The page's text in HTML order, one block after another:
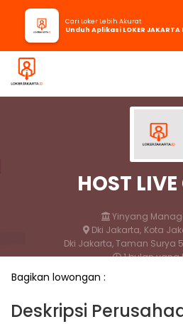
HOST
Yinyang
Dki Jakarta, Kota
Dki Jakarta, Taman Surya
1 bulan yang
Cari Loker Lebih Akurat
Unduh Aplikasi LOKER JAKARTA
Bagikan lowongan :
Deskripsi